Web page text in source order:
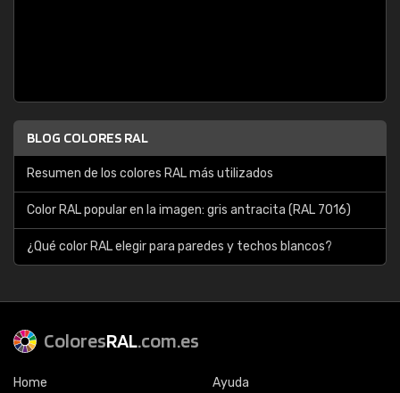
BLOG COLORES RAL
Resumen de los colores RAL más utilizados
Color RAL popular en la imagen: gris antracita (RAL 7016)
¿Qué color RAL elegir para paredes y techos blancos?
ColoresRAL.com.es
Home Ayuda